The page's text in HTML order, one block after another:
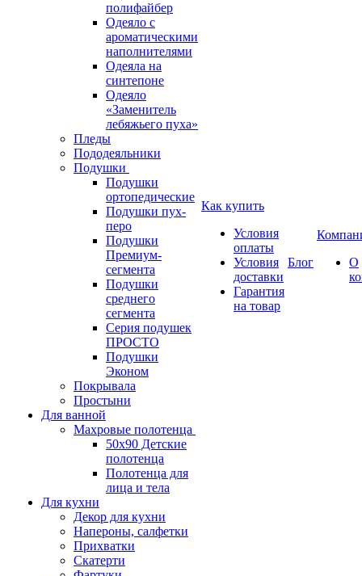
полифайбер
Одеяло с
ароматическими
наполнителями
Одеяла на
синтепоне
Одеяло
«Заменитель
лебяжьего пуха»
Пледы
Пододеяльники
Подушки
Подушки
ортопедические
Подушки пух-
перо
Подушки
Премиум-
сегмента
Подушки
среднего
сегмента
Серия подушек
ПРОСТО
Подушки
Эконом
Покрывала
Простыни
Для ванной
Махровые полотенца
50х90 Детские
полотенца
Полотенца для
лица и тела
Для кухни
Декор для кухни
Напероны, салфетки
Прихватки
Скатерти
Как купить
Условия
оплаты
Условия
доставки
Гарантия
на товар
Блог
О